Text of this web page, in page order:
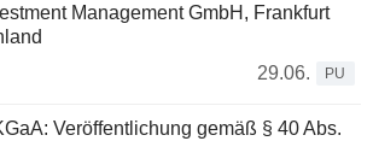
Management GmbH, Frankfurt
29.06.
PU
Veröffentlichung gemäß § 40 Abs.